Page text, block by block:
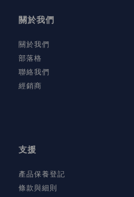
關於我們
關於我們
部落格
聯絡我們
經銷商
支援
產品保養登記
條款與細則